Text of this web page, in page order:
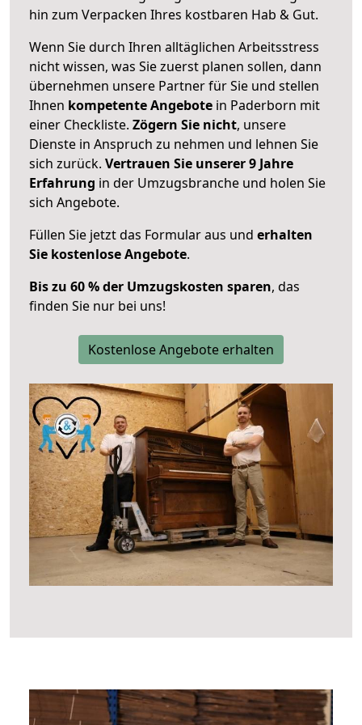
hin zum Verpacken Ihres kostbaren Hab & Gut.
Wenn Sie durch Ihren alltäglichen Arbeitsstress
nicht wissen, was Sie zuerst planen sollen, dann
übernehmen unsere Partner für Sie und stellen
Ihnen kompetente Angebote in Paderborn mit
einer Checkliste. Zögern Sie nicht, unsere
Dienste in Anspruch zu nehmen und lehnen Sie
sich zurück. Vertrauen Sie unserer 9 Jahre
Erfahrung in der Umzugsbranche und holen Sie
sich Angebote.
Füllen Sie jetzt das Formular aus und erhalten
Sie kostenlose Angebote.
Bis zu 60 % der Umzugskosten sparen, das
finden Sie nur bei uns!
Kostenlose Angebote erhalten